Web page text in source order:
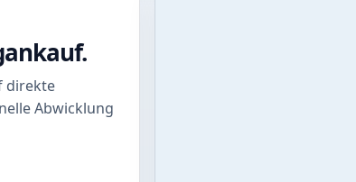
direkte
Abwicklung